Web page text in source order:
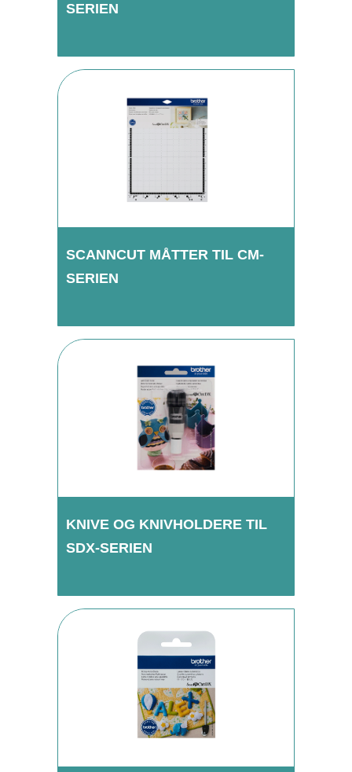
SERIEN
SCANNCUT MÅTTER TIL CM-
SERIEN
KNIVE OG KNIVHOLDERE TIL
SDX-SERIEN